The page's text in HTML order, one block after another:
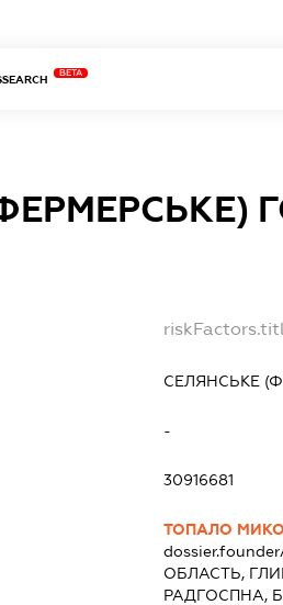
BETA
СЕЛЯНСЬКЕ
-
30916681
ТОПАЛО
ОБЛАСТЬ,
РАДГОСПНА,